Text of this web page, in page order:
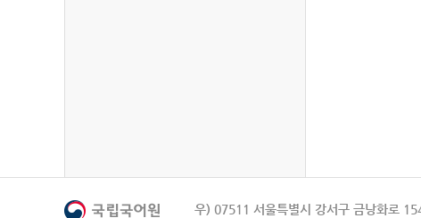
우) 07511 서울특별시 강서구 금낭화로